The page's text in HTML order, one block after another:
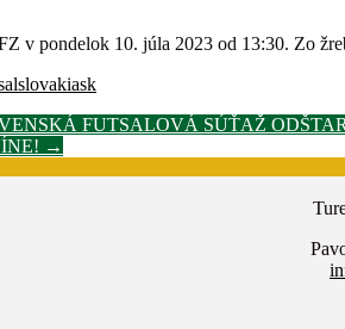
v pondelok 10. júla 2023 od 13:30. Zo
FUTSALOVÁ SÚŤAŽ
→